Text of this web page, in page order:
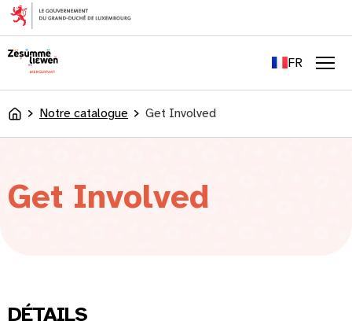
principal
FR
LU
AccueilNotre catalogue Get Involved
Get Involved
DÉTAILS